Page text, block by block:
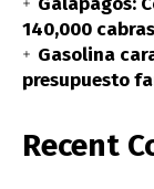
140,000
Gasolina
presupuesto
Recent